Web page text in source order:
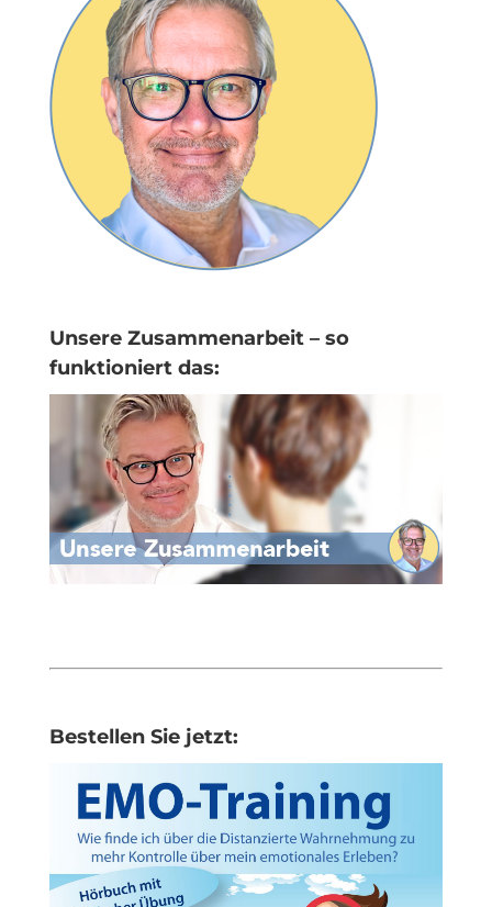
Unsere Zusammenarbeit – so
funktioniert das:
Bestellen Sie jetzt: